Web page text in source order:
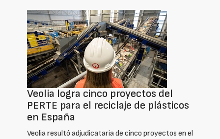
Veolia logra cinco proyectos del
PERTE para el reciclaje de plásticos
en España
Veolia resultó adjudicataria de cinco proyectos en el